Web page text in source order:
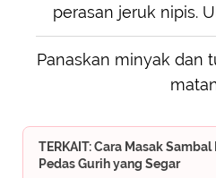
perasan jeruk nipis.
Panaskan minyak dan
TERKAIT: Cara Masak
Pedas Gurih yang Segar